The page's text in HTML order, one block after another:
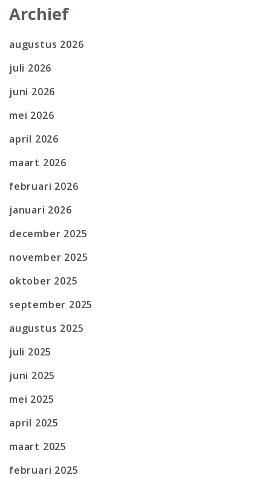
Archief
augustus 2026
juli 2026
juni 2026
mei 2026
april 2026
maart 2026
februari 2026
januari 2026
december 2025
november 2025
oktober 2025
september 2025
augustus 2025
juli 2025
juni 2025
mei 2025
april 2025
maart 2025
februari 2025